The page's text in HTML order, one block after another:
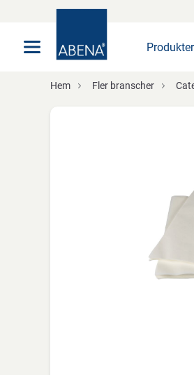
Produkter
Hem Fler branscher